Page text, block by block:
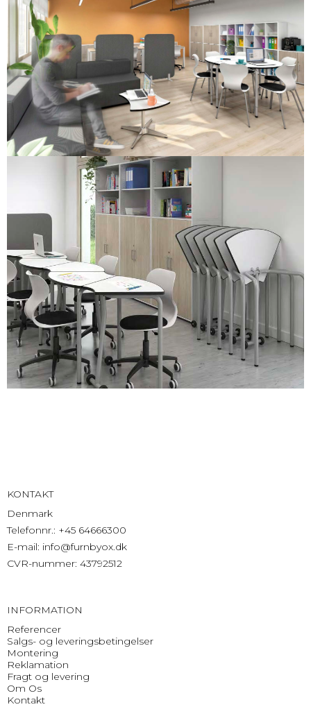
KONTAKT
Denmark
Telefonnr.: +45 64666300
E-mail: info@furnbyox.dk
CVR-nummer: 43792512
INFORMATION
Referencer
Salgs- og leveringsbetingelser
Montering
Reklamation
Fragt og levering
Om Os
Kontakt